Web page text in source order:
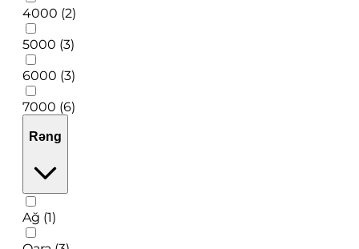
4000 (2)
5000 (3)
6000 (3)
7000 (6)
Rəng
Ağ (1)